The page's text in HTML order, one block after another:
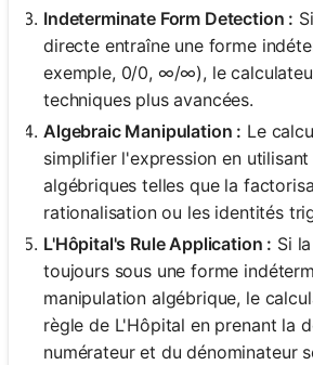
Indeterminate Form Detection :
directe entraîne une forme
exemple, 0/0, ∞/∞), le
techniques plus avancées.
Algebraic Manipulation : Le
simplifier l'expression en
algébriques telles que la
rationalisation ou les identités
L'Hôpital's Rule Application : Si
toujours sous une forme
manipulation algébrique, le
règle de L'Hôpital en prenant la
numérateur et du dénominateur